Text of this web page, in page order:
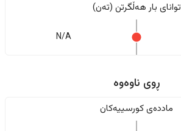
تواناى بار هەڵگرتن (تەن)
N/A
ڕوی ناوەوە
ماددەی کورسییەکان